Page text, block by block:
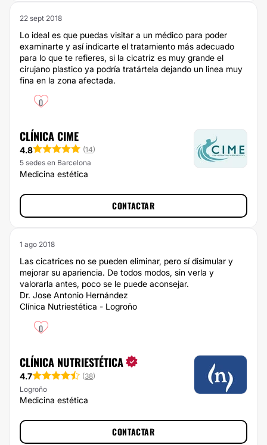
22 sept 2018
Lo ideal es que puedas visitar a un médico para poder
examinarte y así indicarte el tratamiento más adecuado
para lo que te refieres, si la cicatriz es muy grande el
cirujano plastico ya podría tratártela dejando un linea muy
fina en la zona afectada.
0
CLÍNICA CIME
4.8 (14)
5 sedes en Barcelona
Medicina estética
CONTACTAR
1 ago 2018
Las cicatrices no se pueden eliminar, pero sí disimular y
mejorar su apariencia. De todos modos, sin verla y
valorarla antes, poco se le puede aconsejar.
Dr. Jose Antonio Hernández
Clínica Nutriestética - Logroño
0
CLÍNICA NUTRIESTÉTICA
4.7 (38)
Logroño
Medicina estética
CONTACTAR